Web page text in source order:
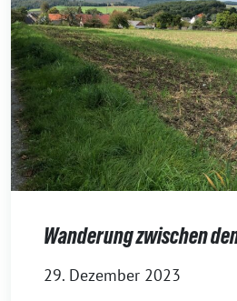
Wanderung zwischen
29. Dezember 2023